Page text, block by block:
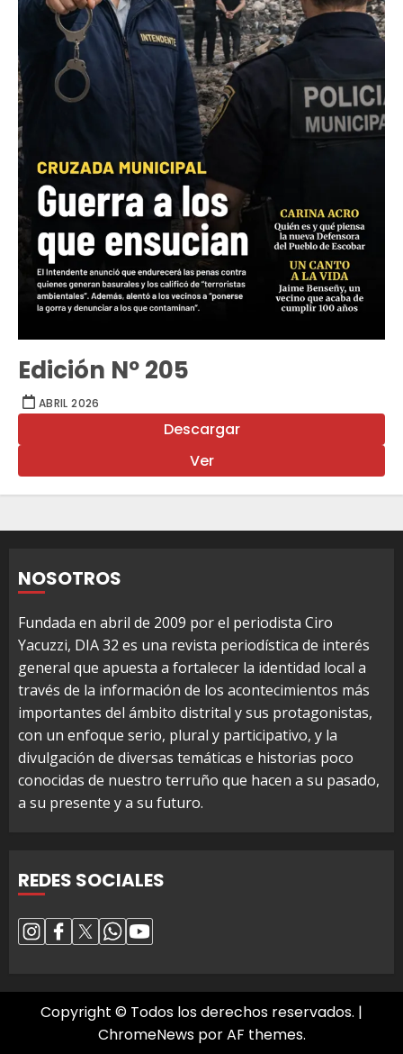
Edición Nº 205
ABRIL 2026
Descargar
Ver
NOSOTROS
Fundada en abril de 2009 por el periodista Ciro
Yacuzzi, DIA 32 es una revista periodística de interés
general que apuesta a fortalecer la identidad local a
través de la información de los acontecimientos más
importantes del ámbito distrital y sus protagonistas,
con un enfoque serio, plural y participativo, y la
divulgación de diversas temáticas e historias poco
conocidas de nuestro terruño que hacen a su pasado,
a su presente y a su futuro.
REDES SOCIALES
Copyright © Todos los derechos reservados. |
ChromeNewspor AF themes.